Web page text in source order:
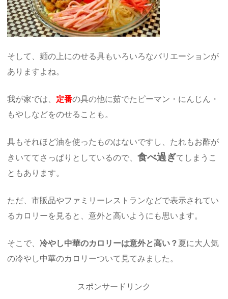
そして、麺の上にのせる具もいろいろなバリエーションが
ありますよね。
我が家では、 定番の具の他に茹でたピーマン・にんじん・
もやしなどをのせることも。
具もそれほど油を使ったものはないですし、たれもお酢が
きいててさっぱりとしているので、食べ過ぎてしまうこ
ともあります。
ただ、市販品やファミリーレストランなどで表示されてい
るカロリーを見ると、意外と高いようにも思います。
そこで、冷やし中華のカロリーは意外と高い？ 夏に大人気
の冷やし中華のカロリーついて見てみました。
スポンサードリンク